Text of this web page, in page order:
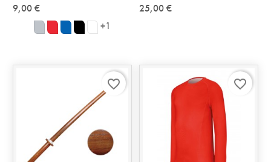
9,00 €
Gris
grey)
RougeRoyal
AZ
Noir
blanc
+1
25,00 €
favorite_border favorite_border